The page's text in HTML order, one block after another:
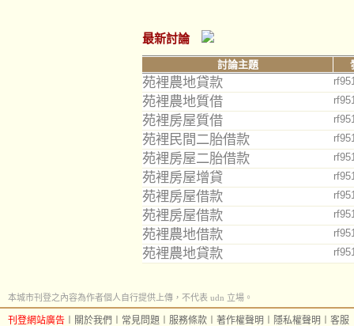
最新討論
討論主題
苑裡農地貸款
苑裡農地質借
苑裡房屋質借
苑裡民間二胎借款
苑裡房屋二胎借款
苑裡房屋增貸
苑裡房屋借款
苑裡房屋借款
苑裡農地借款
苑裡農地貸款
本城市刊登之內容為作者個人自行提供上傳，不代表 udn 立場。
刊登網站廣告 關於我們 常見問題 服務條款 著作權聲明 隱私權聲明 客服